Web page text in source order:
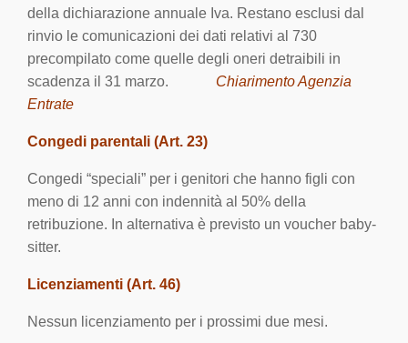
della dichiarazione annuale Iva. Restano esclusi dal
rinvio le comunicazioni dei dati relativi al 730
precompilato come quelle degli oneri detraibili in
scadenza il 31 marzo. Chiarimento Agenzia
Entrate
Congedi parentali (Art. 23)
Congedi “speciali” per i genitori che hanno figli con
meno di 12 anni con indennità al 50% della
retribuzione. In alternativa è previsto un voucher baby-
sitter.
Licenziamenti (Art. 46)
Nessun licenziamento per i prossimi due mesi.